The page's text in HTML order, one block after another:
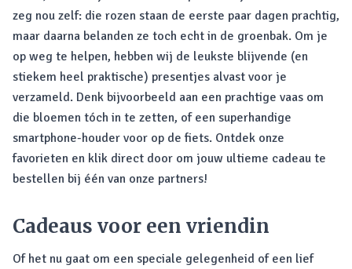
zeg nou zelf: die rozen staan de eerste paar dagen prachtig,
maar daarna belanden ze toch echt in de groenbak. Om je
op weg te helpen, hebben wij de leukste blijvende (en
stiekem heel praktische) presentjes alvast voor je
verzameld. Denk bijvoorbeeld aan een prachtige vaas om
die bloemen tóch in te zetten, of een superhandige
smartphone-houder voor op de fiets. Ontdek onze
favorieten en klik direct door om jouw ultieme cadeau te
bestellen bij één van onze partners!
Cadeaus voor een vriendin
Of het nu gaat om een speciale gelegenheid of een lief